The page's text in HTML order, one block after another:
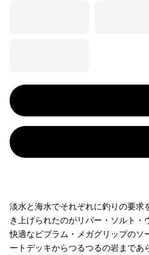
淡水と海水でそれぞれに釣りの要求
き上げられたのがリバー・ソルト・
快適なビブラム・メガグリップのソ
ートデッキからつるつるの岩まであ